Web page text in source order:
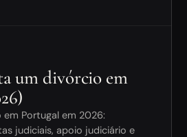
um divórcio em
Portugal em 2026:
judiciais, apoio judiciário e